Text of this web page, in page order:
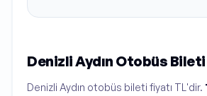
Denizli Aydın Otobüs
Denizli Aydın otobüs bileti fiyatı TL'dir.